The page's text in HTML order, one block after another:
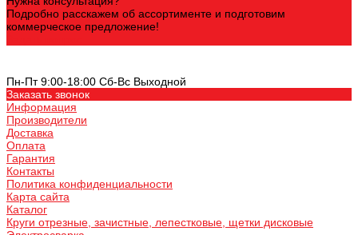
Подробно расскажем об ассортименте и подготовим
коммерческое предложение!
Пн-Пт 9:00-18:00 Cб-Вс Выходной
Заказать звонок
Информация
Производители
Доставка
Оплата
Гарантия
Контакты
Политика конфиденциальности
Карта сайта
Каталог
Круги отрезные, зачистные, лепестковые, щетки дисковые